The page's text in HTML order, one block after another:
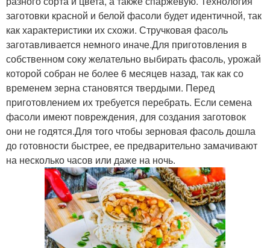
заготовки красной и белой фасоли будет идентичной, так
как характеристики их схожи. Стручковая фасоль
заготавливается немного иначе.Для приготовления в
собственном соку желательно выбирать фасоль, урожай
которой собран не более 6 месяцев назад, так как со
временем зерна становятся твердыми. Перед
приготовлением их требуется перебрать. Если семена
фасоли имеют повреждения, для создания заготовок
они не годятся.Для того чтобы зерновая фасоль дошла
до готовности быстрее, ее предварительно замачивают
на несколько часов или даже на ночь.